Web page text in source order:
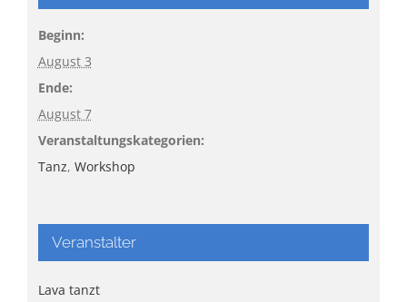
Beginn:
August 3
Ende:
August 7
Veranstaltungskategorien:
Tanz, Workshop
Veranstalter
Lava tanzt